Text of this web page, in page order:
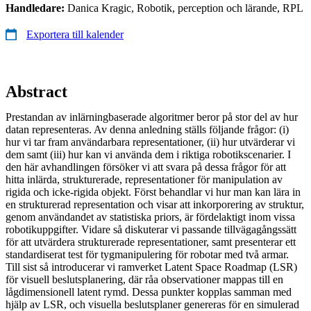
Handledare: Danica Kragic, Robotik, perception och lärande, RPL
Exportera till kalender
Abstract
Prestandan av inlärningbaserade algoritmer beror på stor del av hur
datan representeras. Av denna anledning ställs följande frågor: (i)
hur vi tar fram användarbara representationer, (ii) hur utvärderar vi
dem samt (iii) hur kan vi använda dem i riktiga robotikscenarier. I
den här avhandlingen försöker vi att svara på dessa frågor för att
hitta inlärda, strukturerade, representationer för manipulation av
rigida och icke-rigida objekt. Först behandlar vi hur man kan lära in
en strukturerad representation och visar att inkorporering av struktur,
genom användandet av statistiska priors, är fördelaktigt inom vissa
robotikuppgifter. Vidare så diskuterar vi passande tillvägagångssätt
för att utvärdera strukturerade representationer, samt presenterar ett
standardiserat test för tygmanipulering för robotar med två armar.
Till sist så introducerar vi ramverket Latent Space Roadmap (LSR)
för visuell beslutsplanering, där råa observationer mappas till en
lågdimensionell latent rymd. Dessa punkter kopplas samman med
hjälp av LSR, och visuella beslutsplaner genereras för en simulerad